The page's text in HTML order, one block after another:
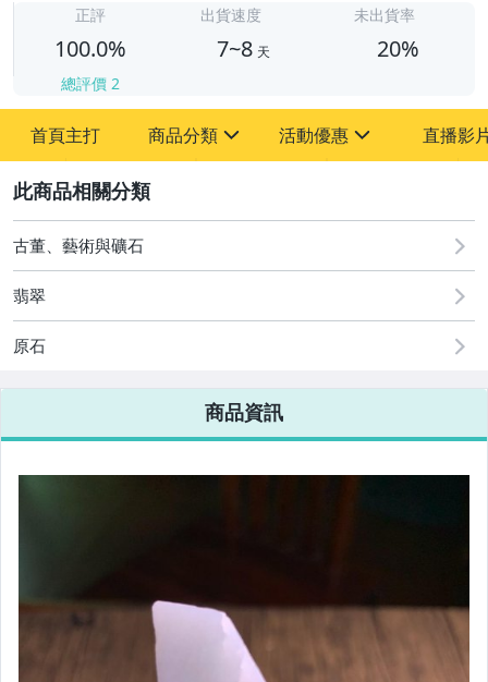
正評
100.0%
總評價 2
出貨速度
7~8 天
未出貨率
20%
首頁主打 商品分類
其它
活動優惠
[全店] 周年慶
[全店] 粉絲專享
直播影
古董、藝術與礦石
翡翠
原石
商品資訊